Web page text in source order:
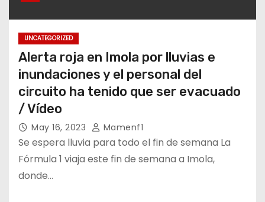
UNCATEGORIZED
Alerta roja en Imola por lluvias e
inundaciones y el personal del
circuito ha tenido que ser evacuado
/ Vídeo
May 16, 2023 Mamenf1
Se espera lluvia para todo el fin de semana La
Fórmula 1 viaja este fin de semana a Imola,
donde…